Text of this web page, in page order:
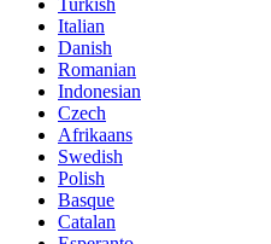
Italian
Danish
Romanian
Indonesian
Czech
Afrikaans
Swedish
Polish
Basque
Catalan